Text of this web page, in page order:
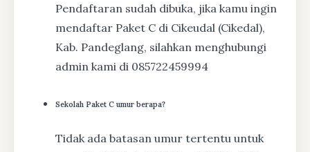
Pendaftaran sudah dibuka, jika kamu ingin
mendaftar Paket C di Cikeudal (Cikedal),
Kab. Pandeglang, silahkan menghubungi
admin kami di 085722459994
Sekolah Paket C umur berapa?
Tidak ada batasan umur tertentu untuk